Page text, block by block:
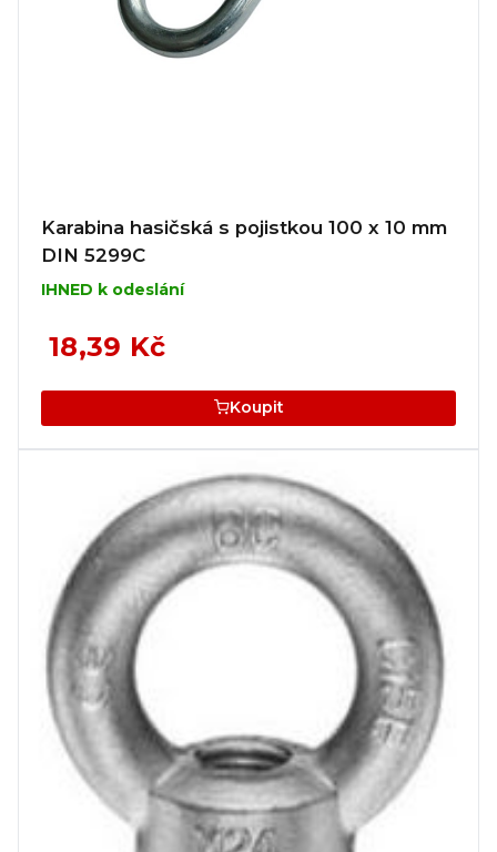
Karabina hasičská s pojistkou 100 x 10 mm
DIN 5299C
IHNED k odeslání
18,39 Kč
Koupit